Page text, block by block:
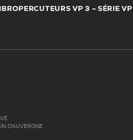
VP 3 – SÉRIE VP
D'AUVERGNE